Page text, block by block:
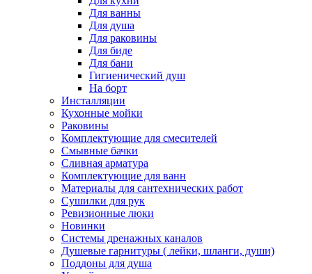
Для ванны
Для душа
Для раковины
Для биде
Для бани
Гигиенический душ
На борт
Инсталляции
Кухонные мойки
Раковины
Комплектующие для смесителей
Смывные бачки
Сливная арматура
Комплектующие для ванн
Материалы для сантехнических работ
Сушилки для рук
Ревизионные люки
Новинки
Системы дренажных каналов
Душевые гарнитуры ( лейки, шланги, души)
Поддоны для душа